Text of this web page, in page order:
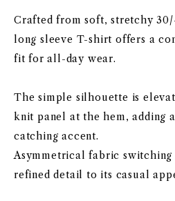
Crafted from soft, stretchy
long sleeve T-shirt offers a
fit for all-day wear.
The simple silhouette is
knit panel at the hem, adding
catching accent.
Asymmetrical fabric switching
refined detail to its casual